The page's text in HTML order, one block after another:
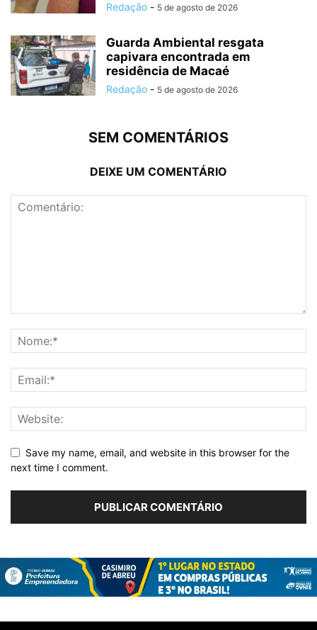
Redação - 5 de agosto de 2026
Guarda Ambiental resgata
capivara encontrada em
residência de Macaé
Redação - 5 de agosto de 2026
SEM COMENTÁRIOS
DEIXE UM COMENTÁRIO
Save my name, email, and website in this browser for the
next time I comment.